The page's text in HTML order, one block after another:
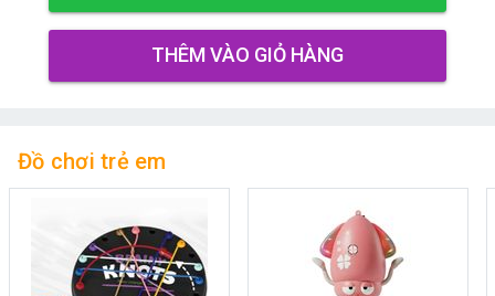
THÊM VÀO GIỎ HÀNG
Đồ chơi trẻ em